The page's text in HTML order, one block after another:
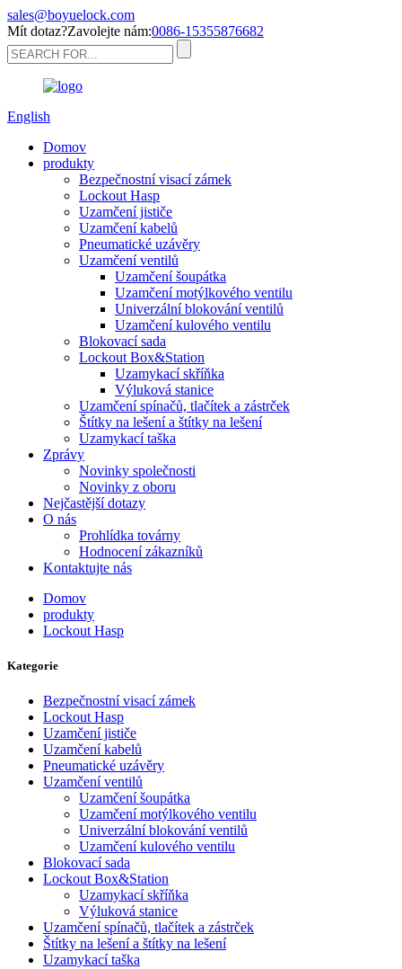
sales@boyuelock.com
Mít dotaz?Zavolejte nám:0086-15355876682
English
Domov
produkty
Bezpečnostní visací zámek
Lockout Hasp
Uzamčení jističe
Uzamčení kabelů
Pneumatické uzávěry
Uzamčení ventilů
Uzamčení šoupátka
Uzamčení motýlkového ventilu
Univerzální blokování ventilů
Uzamčení kulového ventilu
Blokovací sada
Lockout Box&Station
Uzamykací skříňka
Výluková stanice
Uzamčení spínačů, tlačítek a zástrček
Štítky na lešení a štítky na lešení
Uzamykací taška
Zprávy
Novinky společnosti
Novinky z oboru
Nejčastější dotazy
O nás
Prohlídka továrny
Hodnocení zákazníků
Kontaktujte nás
Domov
produkty
Lockout Hasp
Kategorie
Bezpečnostní visací zámek
Lockout Hasp
Uzamčení jističe
Uzamčení kabelů
Pneumatické uzávěry
Uzamčení ventilů
Uzamčení šoupátka
Uzamčení motýlkového ventilu
Univerzální blokování ventilů
Uzamčení kulového ventilu
Blokovací sada
Lockout Box&Station
Uzamykací skříňka
Výluková stanice
Uzamčení spínačů, tlačítek a zástrček
Štítky na lešení a štítky na lešení
Uzamykací taška